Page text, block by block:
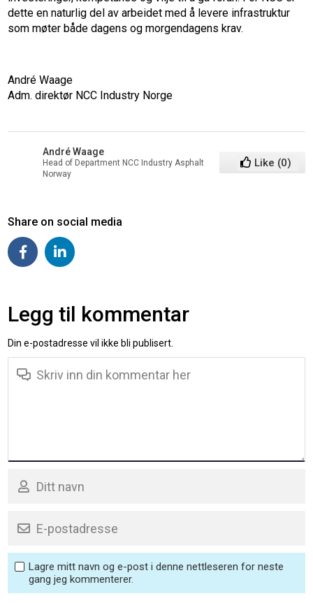
dette en naturlig del av arbeidet med å levere infrastruktur
som møter både dagens og morgendagens krav.
André Waage
Adm. direktør NCC Industry Norge
André Waage
Head of Department NCC Industry Asphalt
Norway
Like (0)
Share on social media
Legg til kommentar
Din e-postadresse vil ikke bli publisert.
Lagre mitt navn og e-post i denne nettleseren for neste
gang jeg kommenterer.